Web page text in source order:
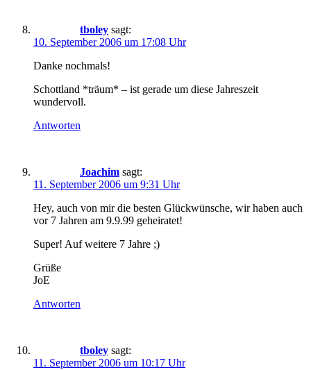
tboley sagt:
10. September 2006 um 17:08 Uhr
Danke nochmals!
Schottland *träum* – ist gerade um diese Jahreszeit
wundervoll.
Antworten
Joachim sagt:
11. September 2006 um 9:31 Uhr
Hey, auch von mir die besten Glückwünsche, wir haben auch
vor 7 Jahren am 9.9.99 geheiratet!
Super! Auf weitere 7 Jahre ;)
Grüße
JoE
Antworten
tboley sagt:
11. September 2006 um 10:17 Uhr